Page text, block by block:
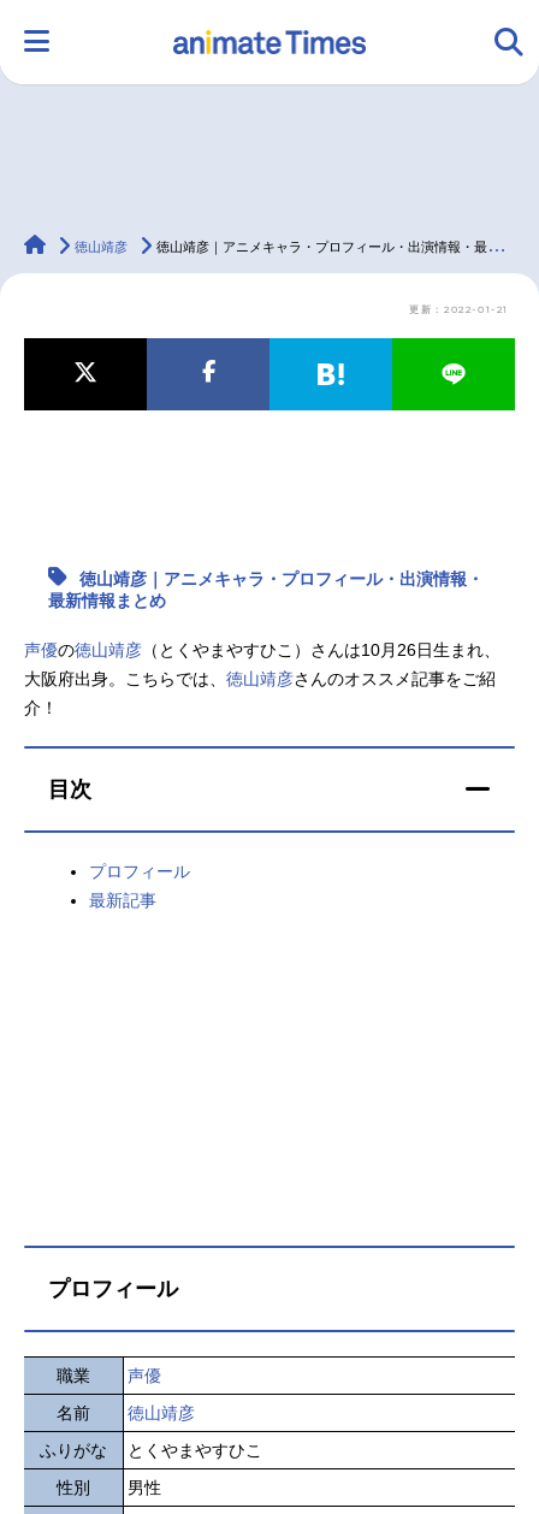
ラジオ みんなの声 グッズ 映画
マンガ・ラノベ ゲーム・アプリ 音楽 コスプレ
アニメ映画一覧 実写化映画一覧
春アニメ 夏アニメ
男性声優/女性声優一覧
animateTimes
徳山靖彦 徳山靖彦｜アニメキャラ・プロフィール・出演情報・最新情報まとめ
更新：2022-01-21
徳山靖彦｜アニメキャラ・プロフィール・出演情報・
最新情報まとめ
声優の徳山靖彦 （とくやまやすひこ）さんは10月26日生まれ、
大阪府出身。こちらでは、 徳山靖彦さんのオススメ記事をご紹
介！
目次
プロフィール
最新記事
プロフィール
職業
声優
名前
徳山靖彦
ふりがな
とくやまやすひこ
性別
男性